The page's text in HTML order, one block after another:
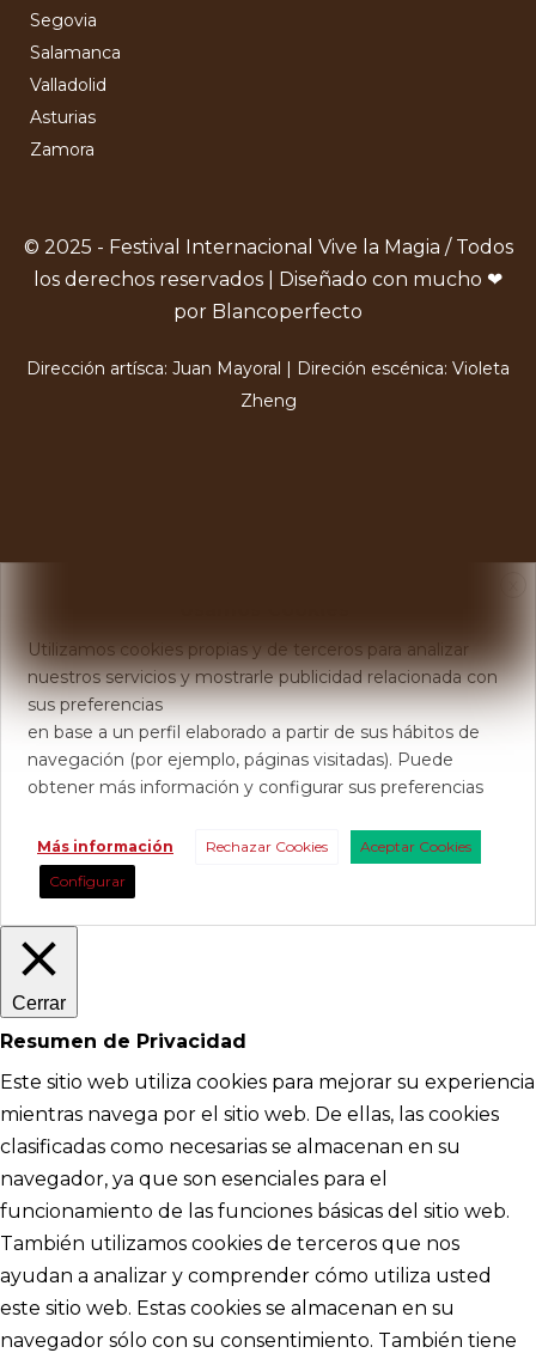
Segovia
Salamanca
Valladolid
Asturias
Zamora
© 2025 - Festival Internacional Vive la Magia / Todos
los derechos reservados | Diseñado con mucho ❤
por Blancoperfecto
Dirección artísca: Juan Mayoral | Direción escénica: Violeta
Zheng
Utilizamos cookies propias y de terceros para analizar
nuestros servicios y mostrarle publicidad relacionada con
sus preferencias
en base a un perfil elaborado a partir de sus hábitos de
navegación (por ejemplo, páginas visitadas). Puede
obtener más información y configurar sus preferencias
Más información Rechazar Cookies
Aceptar Cookies
Configurar
Cerrar
Resumen de Privacidad
Este sitio web utiliza cookies para mejorar su experiencia
mientras navega por el sitio web. De ellas, las cookies
clasificadas como necesarias se almacenan en su
navegador, ya que son esenciales para el
funcionamiento de las funciones básicas del sitio web.
También utilizamos cookies de terceros que nos
ayudan a analizar y comprender cómo utiliza usted
este sitio web. Estas cookies se almacenan en su
navegador sólo con su consentimiento. También tiene